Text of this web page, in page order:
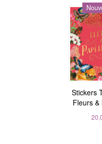
Stickers
Fleurs &
Nous